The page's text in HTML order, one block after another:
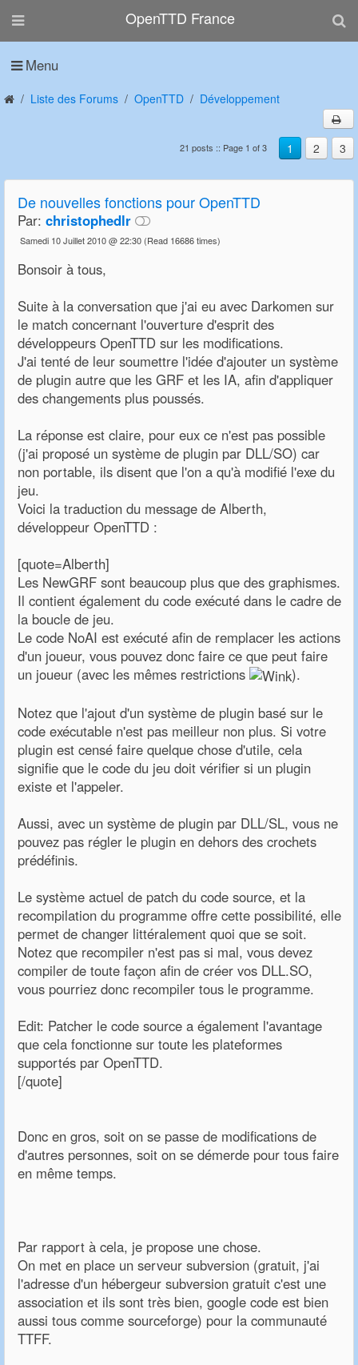
OpenTTD France
Menu
Liste des Forums OpenTTD Développement
1 2 3
21 posts :: Page 1 of 3
De nouvelles fonctions pour OpenTTD
Par: christophedlr
Samedi 10 Juillet 2010 @ 22:30 (Read 16686 times)
Bonsoir à tous,
Suite à la conversation que j'ai eu avec Darkomen sur
le match concernant l'ouverture d'esprit des
développeurs OpenTTD sur les modifications.
J'ai tenté de leur soumettre l'idée d'ajouter un système
de plugin autre que les GRF et les IA, afin d'appliquer
des changements plus poussés.
La réponse est claire, pour eux ce n'est pas possible
(j'ai proposé un système de plugin par DLL/SO) car
non portable, ils disent que l'on a qu'à modifié l'exe du
jeu.
Voici la traduction du message de Alberth,
développeur OpenTTD :
[quote=Alberth]
Les NewGRF sont beaucoup plus que des graphismes.
Il contient également du code exécuté dans le cadre de
la boucle de jeu.
Le code NoAI est exécuté afin de remplacer les actions
d'un joueur, vous pouvez donc faire ce que peut faire
un joueur (avec les mêmes restrictions
).
Notez que l'ajout d'un système de plugin basé sur le
code exécutable n'est pas meilleur non plus. Si votre
plugin est censé faire quelque chose d'utile, cela
signifie que le code du jeu doit vérifier si un plugin
existe et l'appeler.
Aussi, avec un système de plugin par DLL/SL, vous ne
pouvez pas régler le plugin en dehors des crochets
prédéfinis.
Le système actuel de patch du code source, et la
recompilation du programme offre cette possibilité, elle
permet de changer littéralement quoi que se soit.
Notez que recompiler n'est pas si mal, vous devez
compiler de toute façon afin de créer vos DLL.SO,
vous pourriez donc recompiler tous le programme.
Edit: Patcher le code source a également l'avantage
que cela fonctionne sur toute les plateformes
supportés par OpenTTD.
[/quote]
Donc en gros, soit on se passe de modifications de
d'autres personnes, soit on se démerde pour tous faire
en même temps.
Par rapport à cela, je propose une chose.
On met en place un serveur subversion (gratuit, j'ai
l'adresse d'un hébergeur subversion gratuit c'est une
association et ils sont très bien, google code est bien
aussi tous comme sourceforge) pour la communauté
TTFF.